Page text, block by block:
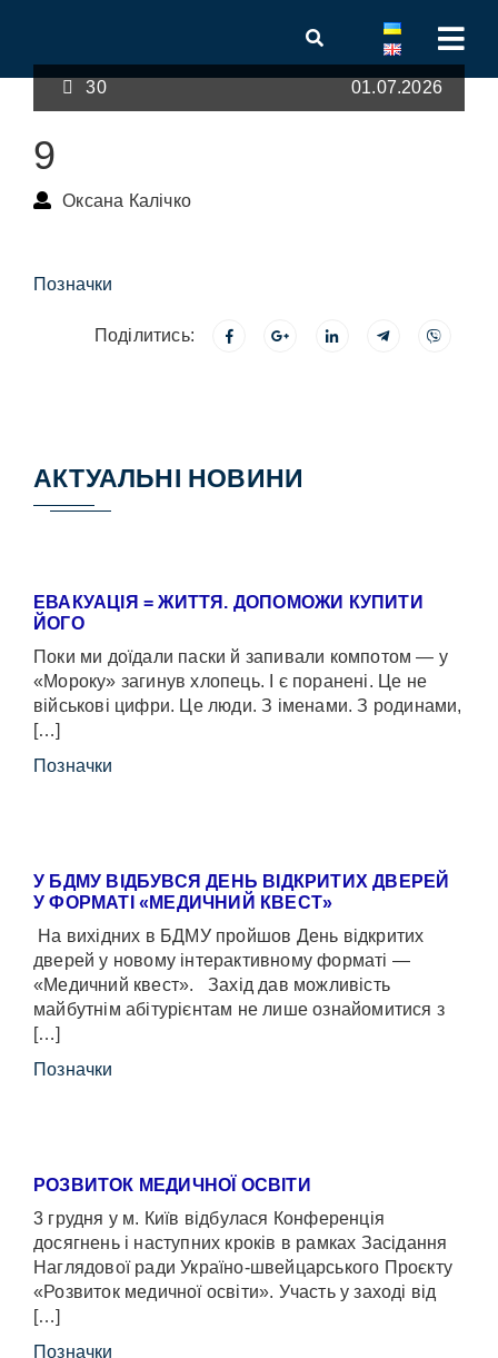
30 01.07.2026
9
Оксана Калічко
Позначки
Поділитись:
АКТУАЛЬНІ НОВИНИ
ЕВАКУАЦІЯ = ЖИТТЯ. ДОПОМОЖИ КУПИТИ
ЙОГО
Поки ми доїдали паски й запивали компотом — у
«Мороку» загинув хлопець. І є поранені. Це не
військові цифри. Це люди. З іменами. З родинами,
[…]
Позначки
У БДМУ ВІДБУВСЯ ДЕНЬ ВІДКРИТИХ ДВЕРЕЙ
У ФОРМАТІ «МЕДИЧНИЙ КВЕСТ»
На вихідних в БДМУ пройшов День відкритих
дверей у новому інтерактивному форматі —
«Медичний квест». Захід дав можливість
майбутнім абітурієнтам не лише ознайомитися з
[…]
Позначки
РОЗВИТОК МЕДИЧНОЇ ОСВІТИ
3 грудня у м. Київ відбулася Конференція
досягнень і наступних кроків в рамках Засідання
Наглядової ради Україно-швейцарського Проєкту
«Розвиток медичної освіти». Участь у заході від
[…]
Позначки